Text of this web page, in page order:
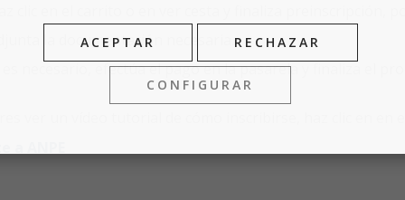
clic en el carrito o en ver cesta y finaliza
la documentación necesaria.
es necesario, efectúa el pago en la pasarela y finaliza el
ver un vídeo tutorial de cómo inscribirse, haz clic en en
ANPE
ACEPTAR RECHAZAR
CONFIGURAR